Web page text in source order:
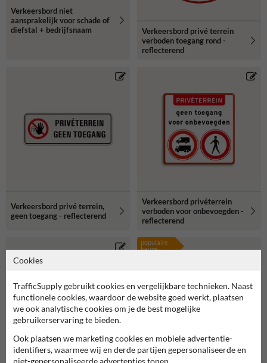
Verkeersbord niet
aansprakelijk voor schade of
diefstal + bedrijfsnaam
Verkeersbord privé terrein
verboden toegang rond -
reflecterend
Verkeersbord privé terrein,
geen toegang - reflecterend
Verkeersbord privéterrein
verboden voor onbevoegden -
reflecterend
populaire
keuze
Cookies
TrafficSupply gebruikt cookies en vergelijkbare technieken. Naast
functionele cookies, waardoor de website goed werkt, plaatsen
we ook analytische cookies om je de best mogelijke
gebruikerservaring te bieden.
Ook plaatsen we marketing cookies en mobiele advertentie-
identifiers, waarmee wij en derde partijen gepersonaliseerde en
niet-gepersonaliseerde advertenties tonen